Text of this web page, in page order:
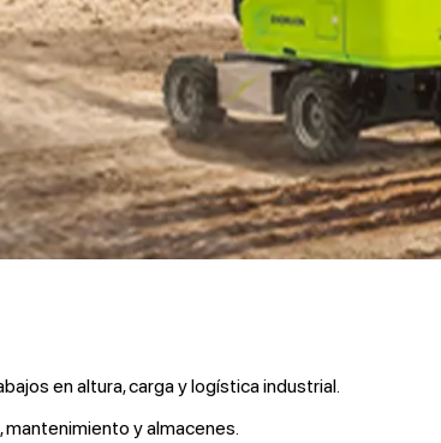
en altura, carga y logística industrial.
y almacenes.